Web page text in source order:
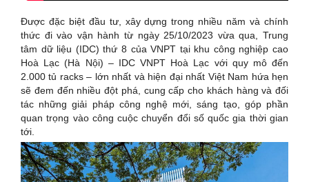
Được đặc biệt đầu tư, xây dựng trong nhiều năm và chính
thức đi vào vận hành từ ngày 25/10/2023 vừa qua, Trung
tâm dữ liệu (IDC) thứ 8 của VNPT tại khu công nghiệp cao
Hoà Lạc (Hà Nội) – IDC VNPT Hoà Lạc với quy mô đến
2.000 tủ racks – lớn nhất và hiện đại nhất Việt Nam hứa hẹn
sẽ đem đến nhiều đột phá, cung cấp cho khách hàng và đối
tác những giải pháp công nghệ mới, sáng tạo, góp phần
quan trọng vào công cuộc chuyển đổi số quốc gia thời gian
tới.